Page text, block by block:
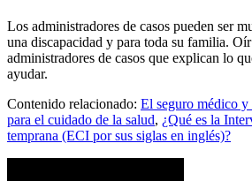
Los administradores de casos pueden ser
una discapacidad y para toda su familia.
administradores de casos que explican lo
ayudar.
Contenido relacionado: El seguro médico y
para el cuidado de la salud, ¿Qué es la
temprana (ECI por sus siglas en inglés)?